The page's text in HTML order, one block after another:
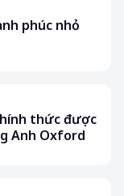
phúc nhỏ
thức được
Anh Oxford